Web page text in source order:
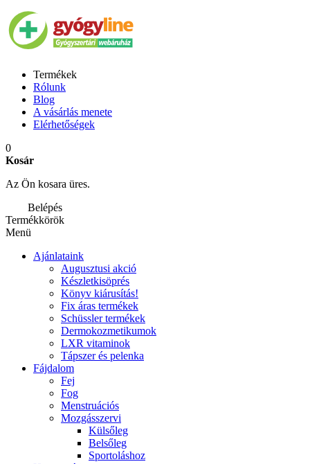
Termékek
Rólunk
Blog
A vásárlás menete
Elérhetőségek
0
Kosár
Az Ön kosara üres.
Belépés
Termékkörök
Menü
Ajánlataink
Augusztusi akció
Készletkisöprés
Könyv kiárusítás!
Fix áras termékek
Schüssler termékek
Dermokozmetikumok
LXR vitaminok
Tápszer és pelenka
Fájdalom
Fej
Fog
Menstruációs
Mozgásszervi
Külsőleg
Belsőleg
Sportoláshoz